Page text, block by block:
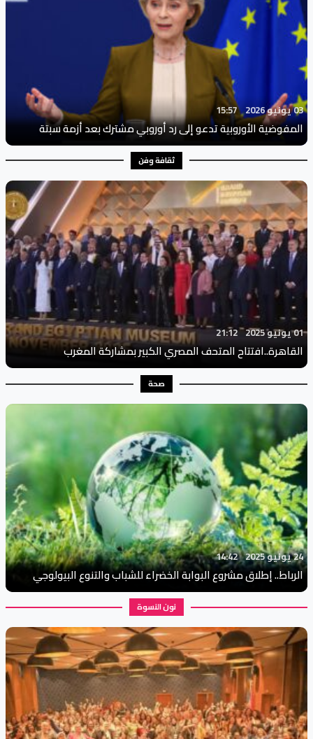
03 يونيو 2026 15:57
المفوضية الأوروبية تدعو إلى رد أوروبي مشترك بعد أزمة سبتة
ثقافة وفن
01 يونيو 2025 21:12
القاهرة..افتتاح المتحف المصري الكبير بمشاركة المغرب
صحة
24 يونيو 2025 14:42
الرباط.. إطلاق مشروع البوابة الخضراء للشباب والتنوع البيولوجي
نون النسوة